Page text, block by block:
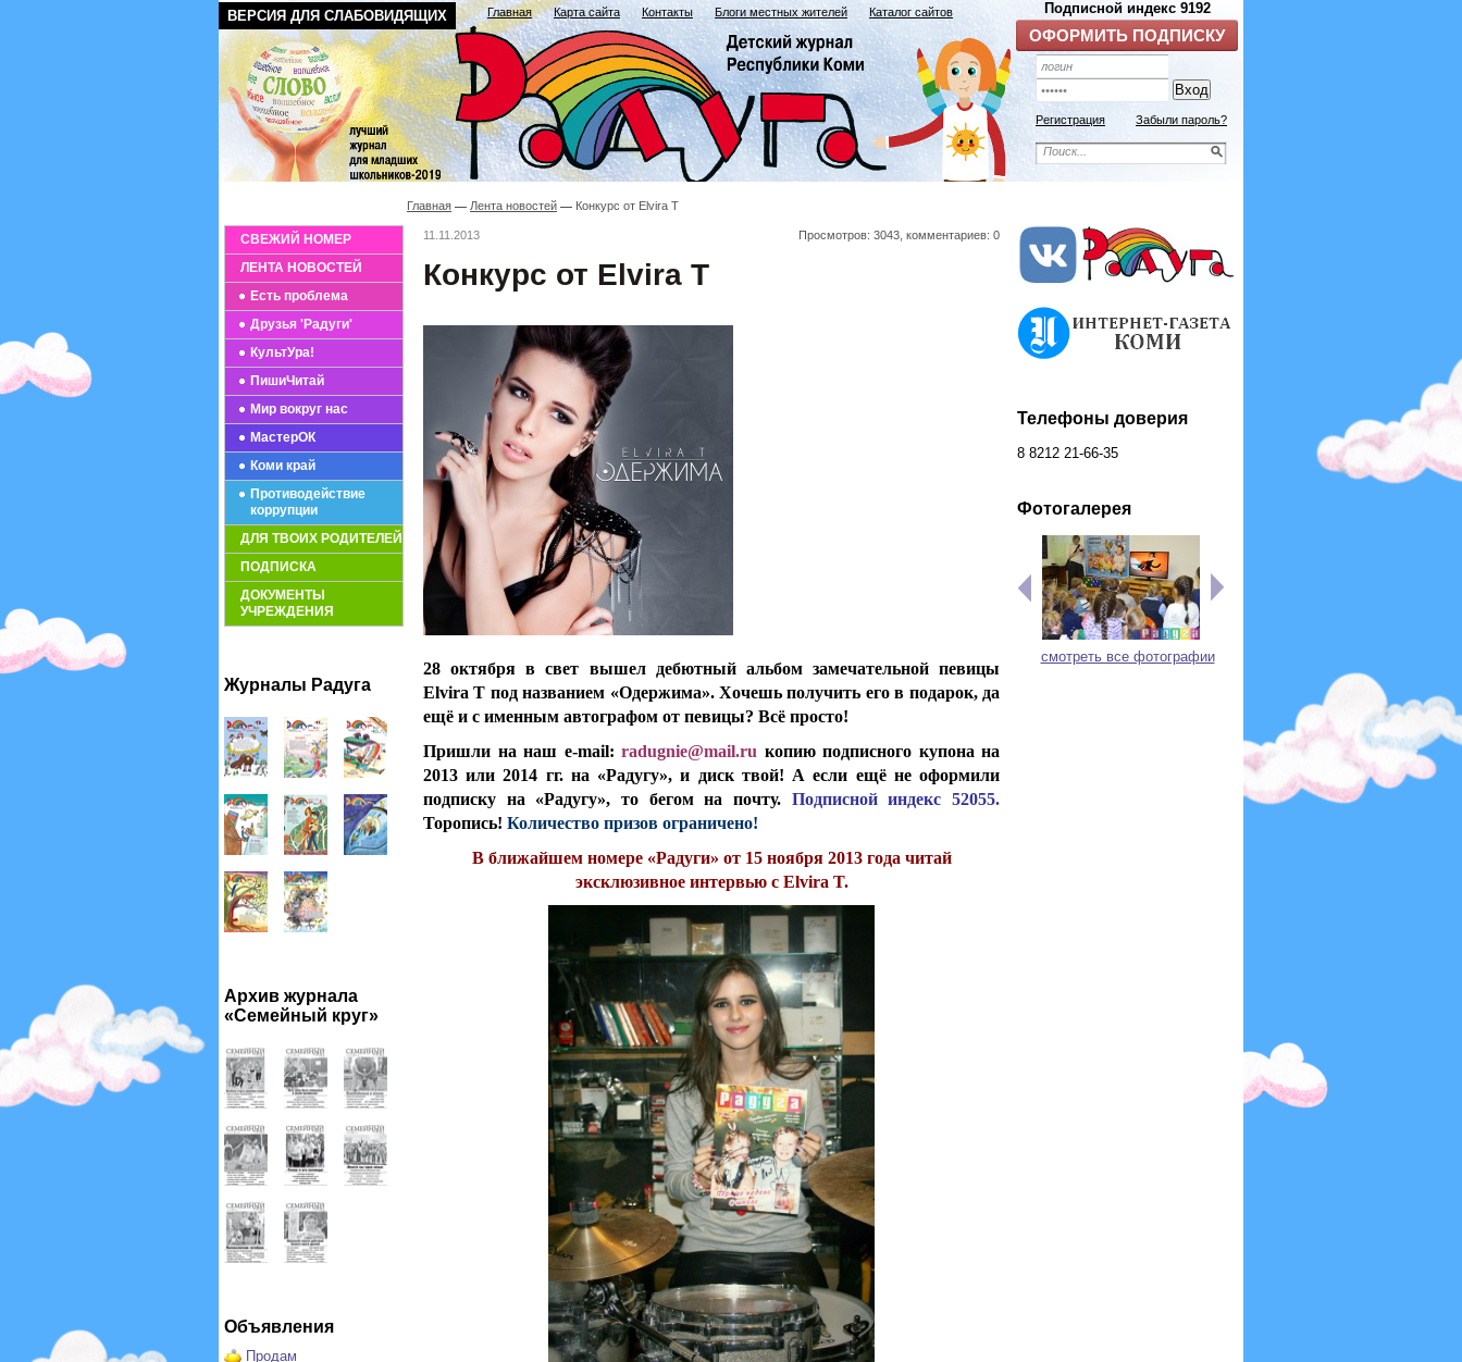
ВЕРСИЯ ДЛЯ СЛАБОВИДЯЩИХ Главная Карта сайта Контакты Блоги местных жителей Каталог сайтов
Регистрация Забыли пароль?
СВЕЖИЙ НОМЕР
ЛЕНТА НОВОСТЕЙ
Есть проблема
Друзья 'Радуги'
КультУра!
ПишиЧитай
Мир вокруг нас
МастерОК
Коми край
Противодействие
коррупции
ДЛЯ ТВОИХ РОДИТЕЛЕЙ
ПОДПИСКА
ДОКУМЕНТЫ
УЧРЕЖДЕНИЯ
Журналы Радуга
Архив журнала
«Семейный круг»
Объявления
Продам
Главная Лента новостей Конкурс от Elvira T
11.11.2013 Просмотров: 3043, комментариев: 0
Конкурс от Elvira T
28 октября в свет вышел дебютный альбом замечательной певицы
Elvira T под названием «Одержима». Хочешь получить его в подарок, да
ещё и с именным автографом от певицы? Всё просто!
Пришли на наш e-mail: radugnie@mail.ru копию подписного купона на
2013 или 2014 гг. на «Радугу», и диск твой! А если ещё не оформили
подписку на «Радугу», то бегом на почту. Подписной индекс 52055.
Торопись! Количество призов ограничено!
В ближайшем номере «Радуги» от 15 ноября 2013 года читай
эксклюзивное интервью с Elvira T.
Телефоны доверия
8 8212 21-66-35
Фотогалерея
смотреть все фотографии